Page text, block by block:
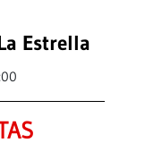
Estrella